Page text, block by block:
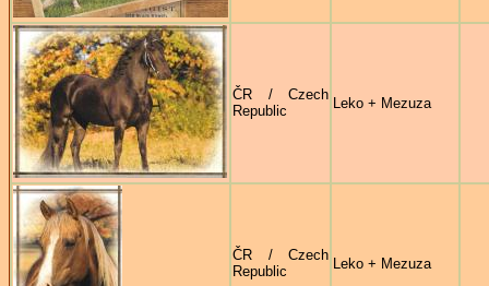
ČR / Czech
Republic
Leko + Mezuza
ČR / Czech
Republic
Leko + Mezuza